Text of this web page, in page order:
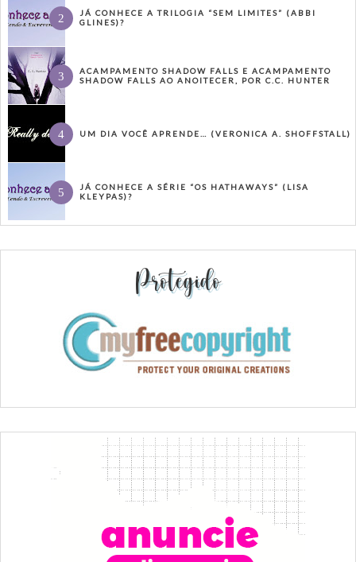
JÁ CONHECE A TRILOGIA “SEM LIMITES” (ABBI
GLINES)?
ACAMPAMENTO SHADOW FALLS E ACAMPAMENTO
SHADOW FALLS AO ANOITECER, POR C.C. HUNTER
UM DIA VOCÊ APRENDE… (VERONICA A. SHOFFSTALL)
JÁ CONHECE A SÉRIE “OS HATHAWAYS” (LISA
KLEYPAS)?
Protegido